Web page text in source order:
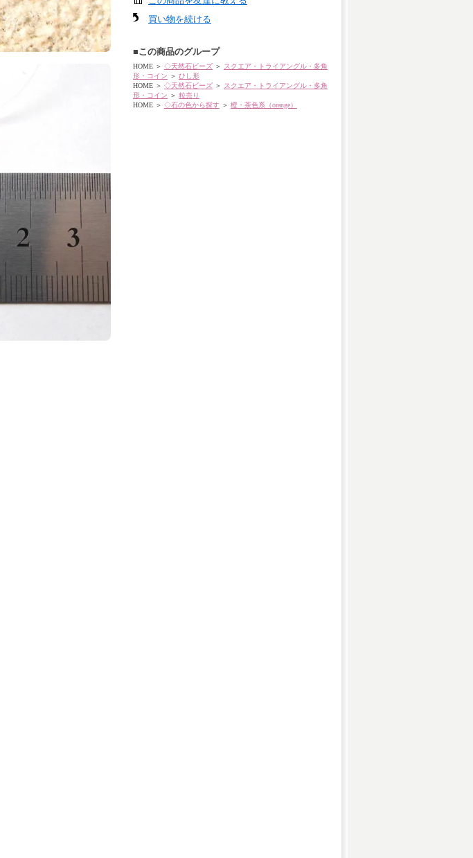
買い物を続ける
■この商品のグループ
HOME ＞ ◇天然石ビーズ ＞ スクエア・トライアングル・多角
形・コイン ＞ ひし形
HOME ＞ ◇天然石ビーズ ＞ スクエア・トライアングル・多角
形・コイン ＞ 粒売り
HOME ＞ ◇石の色から探す ＞ 橙・茶色系（orange）